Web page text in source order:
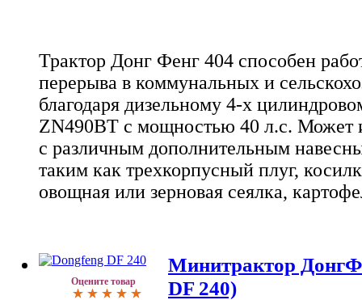
Трактор Донг Фенг 404 способен
перерыва в коммунальных и
благодаря дизельному 4-х
ZN490BT с мощностью 40 л.с. Может
с различным дополнительным
таким как трехкорпусный плуг,
овощная или зерновая сеялка,
Оцените товар
Минитрактор
DF 240)